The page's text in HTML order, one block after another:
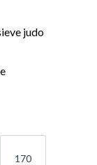
judo
170